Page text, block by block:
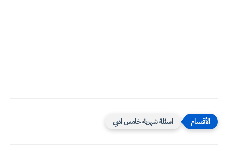
اسئلة شهرية خامس ادبي